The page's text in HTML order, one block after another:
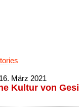
März 2021
Kultur von